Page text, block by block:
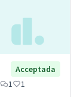
Acceptada
1 1